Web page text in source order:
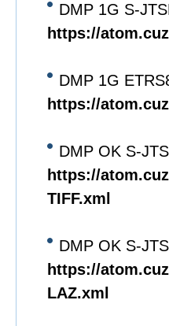
DMP 1G S-
https://
DMP 1G
https://
DMP OK S-
https://
TIFF.xml
DMP OK S-
https://
LAZ.xml